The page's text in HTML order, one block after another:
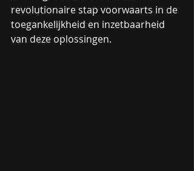
revolutionaire stap voorwaarts in de
toegankelijkheid en inzetbaarheid
van deze oplossingen.